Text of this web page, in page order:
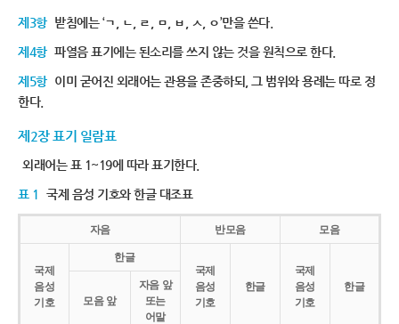
제3항 받침에는 ‘ㄱ, ㄴ, ㄹ, ㅁ, ㅂ, ㅅ, ㅇ’만을 쓴다.
제4항 파열음 표기에는 된소리를 쓰지 않는 것을 원칙으로 한다.
제5항 이미 굳어진 외래어는 관용을 존중하되, 그 범위와 용례는 따로 정
한다.
제2장 표기 일람표
외래어는 표 1~19에 따라 표기한다.
표 1 국제 음성 기호와 한글 대조표
자음 반모음 모음
국제
음성
기호
한글
국제
음성
기호
한글
국제
음성
기호
한글
모음 앞
자음 앞
또는
어말